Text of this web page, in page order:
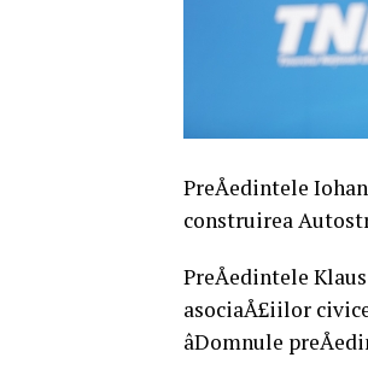
PreÅedintele
construirea
PreÅedintele
asociaÅ£iilor
âDomnule